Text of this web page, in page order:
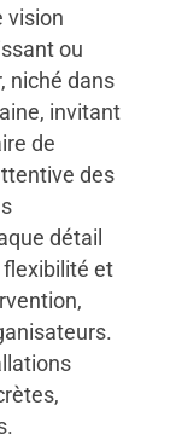
vision
ou
niché dans
invitant
de
des
détail
et